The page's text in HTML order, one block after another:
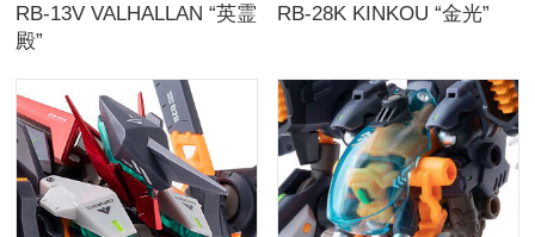
RB-13V VALHALLAN “英霊
殿”
RB-28K KINKOU “金光”